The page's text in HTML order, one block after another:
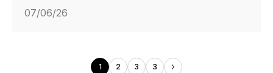
07/06/26
1 2 3 3